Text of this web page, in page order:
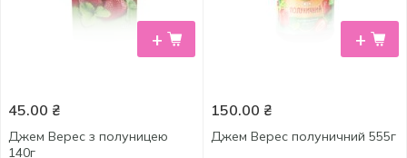
+
45.00 ₴
Джем Верес з полуницею
140г
+
150.00 ₴
Джем Верес полуничний 555г